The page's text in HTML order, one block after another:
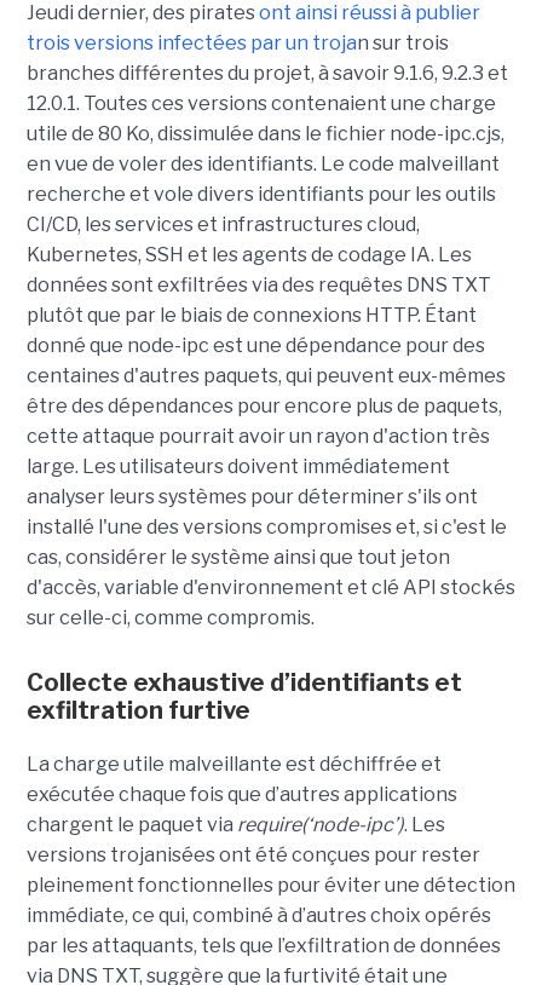
Jeudi dernier, des piratesont ainsi réussi à publier
trois versions infectées par un trojan sur trois
branches différentes du projet, à savoir 9.1.6, 9.2.3 et
12.0.1. Toutes ces versions contenaient une charge
utile de 80 Ko, dissimulée dans le fichier node-ipc.cjs,
en vue de voler des identifiants. Le code malveillant
recherche et vole divers identifiants pour les outils
CI/CD, les services et infrastructures cloud,
Kubernetes, SSH et les agents de codage IA. Les
données sont exfiltrées via des requêtes DNS TXT
plutôt que par le biais de connexions HTTP. Étant
donné que node-ipc est une dépendance pour des
centaines d'autres paquets, qui peuvent eux-mêmes
être des dépendances pour encore plus de paquets,
cette attaque pourrait avoir un rayon d'action très
large. Les utilisateurs doivent immédiatement
analyser leurs systèmes pour déterminer s'ils ont
installé l'une des versions compromises et, si c'est le
cas, considérer le système ainsi que tout jeton
d'accès, variable d'environnement et clé API stockés
sur celle-ci, comme compromis.
Collecte exhaustive d’identifiants et
exfiltration furtive
La charge utile malveillante est déchiffrée et
exécutée chaque fois que d’autres applications
chargent le paquet via require(‘node-ipc’). Les
versions trojaniséesont été conçues pour rester
pleinement fonctionnelles pour éviter une détection
immédiate, ce qui, combiné à d’autres choix opérés
par les attaquants, tels que l’exfiltration de données
via DNS TXT, suggère que la furtivité était une